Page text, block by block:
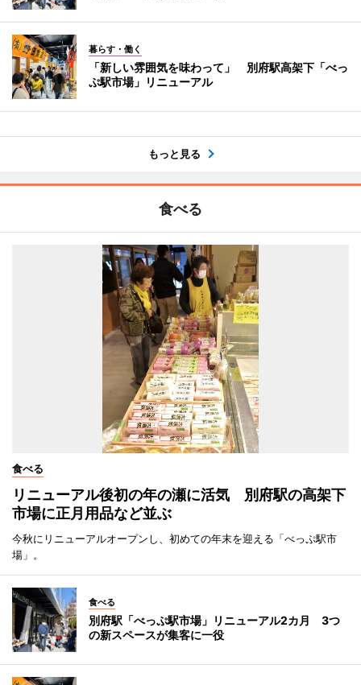
暮らす・働く
「新しい雰囲気を味わって」 別府駅高架下「べっ
ぷ駅市場」リニューアル
もっと見る
食べる
食べる
リニューアル後初の年の瀬に活気 別府駅の高架下
市場に正月用品など並ぶ
今秋にリニューアルオープンし、初めての年末を迎える「べっぷ駅市
場」。
食べる
別府駅「べっぷ駅市場」リニューアル2カ月 3つ
の新スペースが集客に一役